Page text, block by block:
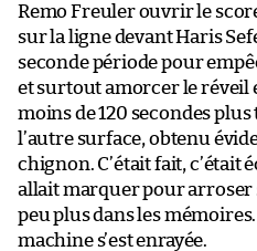
Remo Freuler ouvrir le
sur la ligne devant Haris
seconde période pour
et surtout amorcer le réveil
moins de 120 secondes
l’autre surface, obtenu
chignon. C’était fait, c’était
allait marquer pour arroser
peu plus dans les
machine s’est enrayée.